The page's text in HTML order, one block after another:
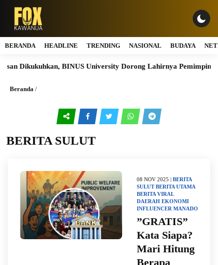
BERANDA HEADLINE TRENDING NASIONAL BUDAYA
BINUS University Dorong Lahirnya Pemimpin Inovatif
Beranda /
BERITA SULUT
08 NOV 2025 | BERITA
SULUT BERITA UTAMA
BERITA VIRAL
DAERAH EKONOMI
INFLUENCER MANADO
​”GRATIS”
Kata Siapa?
Mari Hitung
Berapa